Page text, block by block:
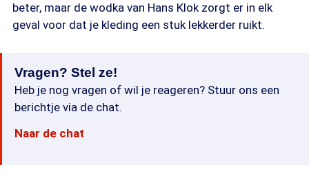
beter, maar de wodka van Hans Klok zorgt er in elk
geval voor dat je kleding een stuk lekkerder ruikt.
Vragen? Stel ze!
Heb je nog vragen of wil je reageren? Stuur ons een
berichtje via de chat.
Naar de chat